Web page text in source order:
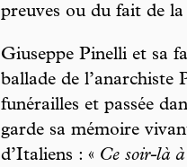
preuves ou du fait de
Giuseppe Pinelli et sa
ballade de l’anarchiste
funérailles et passée
garde sa mémoire
d’Italiens : « Ce soir-là